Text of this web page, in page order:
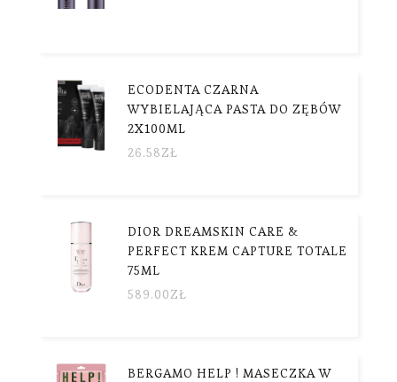
ECODENTA CZARNA
WYBIELAJĄCA PASTA DO ZĘBÓW
2X100ML
26.58ZŁ
DIOR DREAMSKIN CARE &
PERFECT KREM CAPTURE TOTALE
75ML
589.00ZŁ
BERGAMO HELP ! MASECZKA W